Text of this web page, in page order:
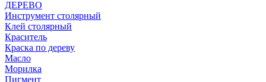
ДЕРЕВО
Инструмент столярный
Клей столярный
Краситель
Краска по дереву
Масло
Морилка
Пигмент